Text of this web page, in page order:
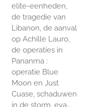
elite-eenheden,
de tragedie van
Libanon, de aanval
op Achille Lauro,
de operaties in
Pananma :
operatie Blue
Moon en Just
Cuase, schaduwen
in de storm, eva...